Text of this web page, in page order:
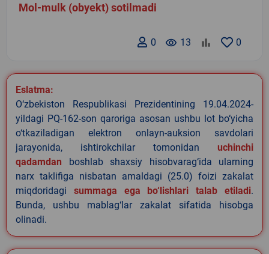
Mol-mulk (obyekt) sotilmadi
0
remove_red_eye 13
0
Eslatma:
O‘zbekiston Respublikasi Prezidentining 19.04.2024-
yildagi PQ-162-son qaroriga asosan ushbu lot bo‘yicha
o‘tkaziladigan elektron onlayn-auksion savdolari
jarayonida, ishtirokchilar tomonidan uchinchi
qadamdan boshlab shaxsiy hisobvarag‘ida ularning
narx taklifiga nisbatan amaldagi (25.0) foizi zakalat
miqdoridagi summaga ega bo‘lishlari talab etiladi.
Bunda, ushbu mablag‘lar zakalat sifatida hisobga
olinadi.